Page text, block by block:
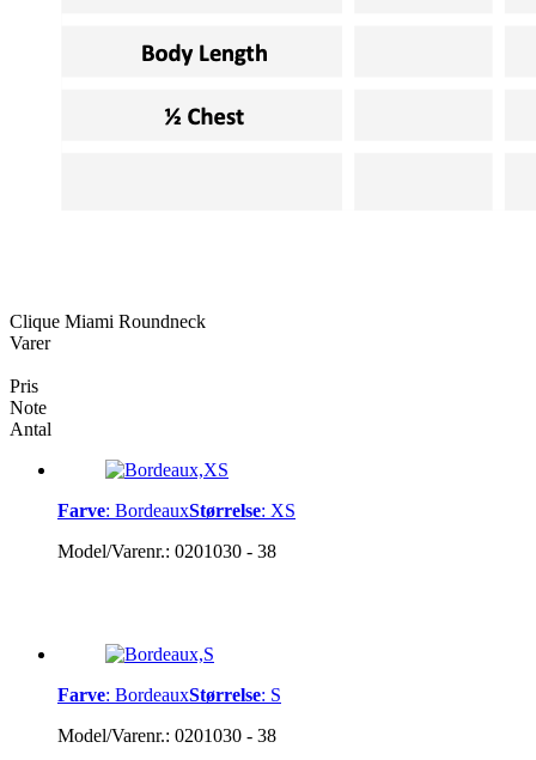
Clique Miami Roundneck
Varer
Pris
Note
Antal
Farve: BordeauxStørrelse: XS
Model/Varenr.: 0201030 - 38
Farve: BordeauxStørrelse: S
Model/Varenr.: 0201030 - 38